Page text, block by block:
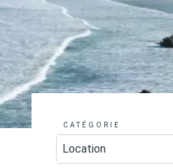
CATÉGORIE
Location